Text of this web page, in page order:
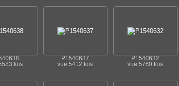
fois
P1540637
vue 5412 fois
P1540632
vue 5760 fois